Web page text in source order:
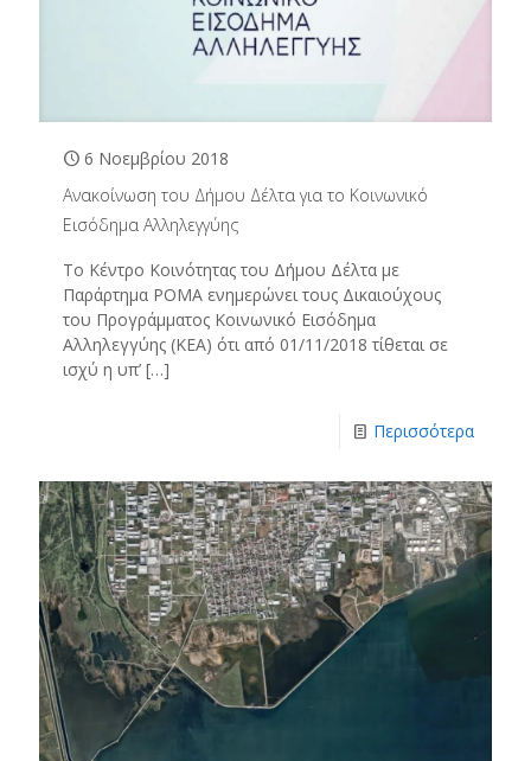
6 Νοεμβρίου 2018
Ανακοίνωση του Δήμου Δέλτα για το Κοινωνικό
Εισόδημα Αλληλεγγύης
Το Κέντρο Κοινότητας του Δήμου Δέλτα με
Παράρτημα ΡΟΜΑ ενημερώνει τους Δικαιούχους
του Προγράμματος Κοινωνικό Εισόδημα
Αλληλεγγύης (ΚΕΑ) ότι από 01/11/2018 τίθεται σε
ισχύ η υπ’ […]
Περισσότερα